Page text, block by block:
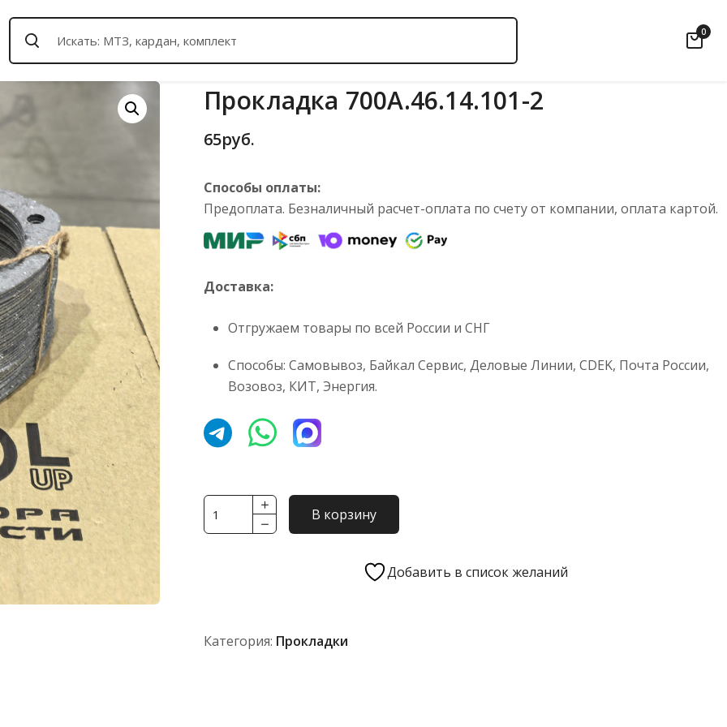
0
Прокладка 700А.46.14.101-2
65руб.
Способы оплаты:
Предоплата. Безналичный расчет-оплата по счету от компании, оплата картой.
Доставка:
Отгружаем товары по всей России и СНГ
Способы: Самовывоз, Байкал Сервис, Деловые Линии, CDEK, Почта России,
Возовоз, КИТ, Энергия.
Количество
товара
В корзину
Добавить в список желаний
Категория: Прокладки